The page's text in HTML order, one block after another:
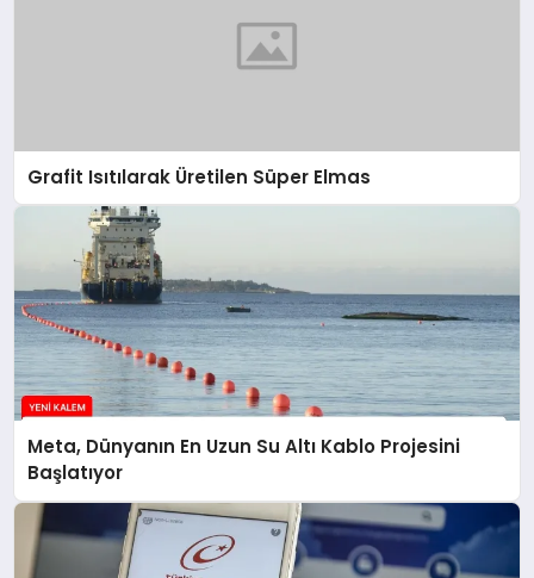
Grafit Isıtılarak Üretilen Süper Elmas
Meta, Dünyanın En Uzun Su Altı Kablo Projesini
Başlatıyor